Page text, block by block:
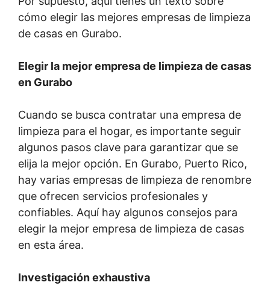
cómo elegir las mejores empresas de limpieza
de casas en Gurabo.
Elegir la mejor empresa de limpieza de casas
en Gurabo
Cuando se busca contratar una empresa de
limpieza para el hogar, es importante seguir
algunos pasos clave para garantizar que se
elija la mejor opción. En Gurabo, Puerto Rico,
hay varias empresas de limpieza de renombre
que ofrecen servicios profesionales y
confiables. Aquí hay algunos consejos para
elegir la mejor empresa de limpieza de casas
en esta área.
Investigación exhaustiva